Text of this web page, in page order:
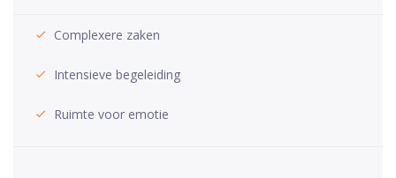
Complexere zaken
Intensieve begeleiding
Ruimte voor emotie